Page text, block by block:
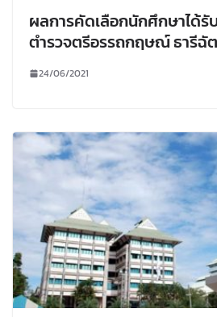
ผลการคัดเลือกนักศึกษาได้
ตำรวจตรีอรรถกฤษณ์ ธารีฉั
24/06/2021